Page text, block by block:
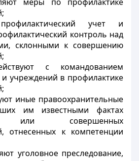
учет и
контроль над
склонными к совершению
с командованием
и учреждений в профилактике
иные правоохранительные
им известными фактах
или совершенных
отнесенных к компетенции
уголовное преследование,